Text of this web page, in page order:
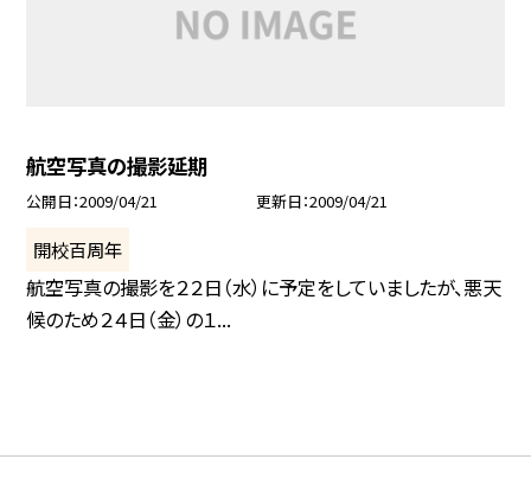
航空写真の撮影延期
公開日 2009/04/21 更新日 2009/04/21
開校百周年
航空写真の撮影を２２日（水）に予定をしていましたが、悪天
候のため２４日（金）の１...